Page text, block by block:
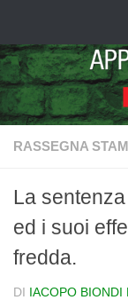
RASSEGNA
La
ed i suoi
fredda.
DI IACOPO BIONDI